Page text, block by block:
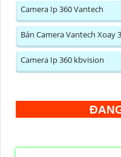
Camera Ip 360 Vantech
Bán Camera Vantech Xoay
Camera Ip 360 kbvision